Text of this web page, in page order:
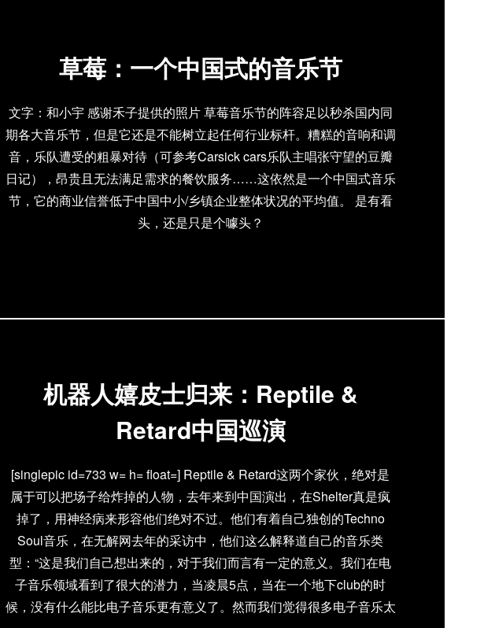
草莓：一个中国式的音乐节
文字：和小宇 感谢禾子提供的照片 草莓音乐节的阵容足以秒杀国内同
期各大音乐节，但是它还是不能树立起任何行业标杆。糟糕的音响和调
音，乐队遭受的粗暴对待（可参考Carsick cars乐队主唱张守望的豆瓣
日记），昂贵且无法满足需求的餐饮服务……这依然是一个中国式音乐
节，它的商业信誉低于中国中小/乡镇企业整体状况的平均值。 是有看
头，还是只是个噱头？
机器人嬉皮士归来：Reptile &
Retard中国巡演
[singlepic id=733 w= h= float=] Reptile & Retard这两个家伙，绝对是
属于可以把场子给炸掉的人物，去年来到中国演出，在Shelter真是疯
掉了，用神经病来形容他们绝对不过。他们有着自己独创的Techno
Soul音乐，在无解网去年的采访中，他们这么解释道自己的音乐类
型：“这是我们自己想出来的，对于我们而言有一定的意义。我们在电
子音乐领域看到了很大的潜力，当凌晨5点，当在一个地下club的时
候，没有什么能比电子音乐更有意义了。然而我们觉得很多电子音乐太